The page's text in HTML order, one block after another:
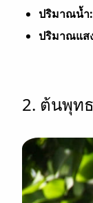
ปริมาณน้ำ:
ปริมาณแส
2. ต้นพุท